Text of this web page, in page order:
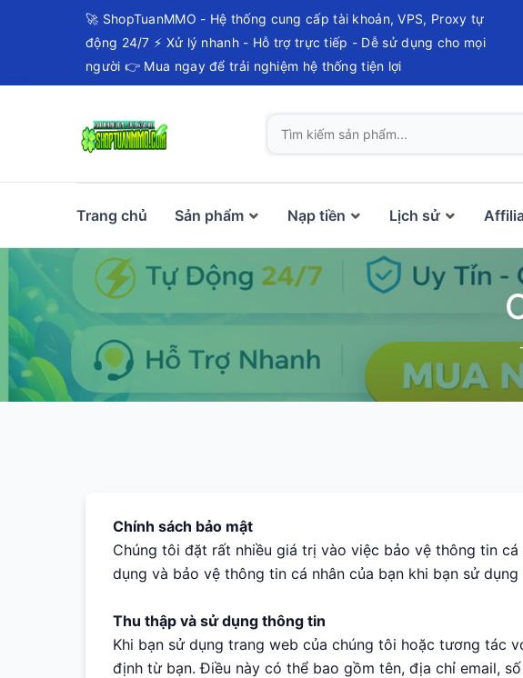
🚀 ShopTuanMMO - Hệ thống cung cấp tài khoản, VPS, Proxy tự
động 24/7 ⚡ Xử lý nhanh - Hỗ trợ trực tiếp - Dễ sử dụng cho mọi
người 👉 Mua ngay để trải nghiệm hệ thống tiện lợi
Trang chủ Sản phẩm Nạp tiền Lịch sử
Chính sách bảo mật
Chúng tôi đặt rất nhiều giá trị vào việc bảo vệ thông tin
dụng và bảo vệ thông tin cá nhân của bạn khi bạn sử
Thu thập và sử dụng thông tin
Khi bạn sử dụng trang web của chúng tôi hoặc tương tác
định từ bạn. Điều này có thể bao gồm tên, địa chỉ email,